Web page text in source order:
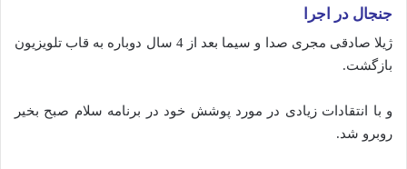
جنجال در اجرا
ژیلا صادقی مجری صدا و سیما بعد از 4 سال دوباره به قاب تلویزیون
بازگشت.
و با انتقادات زیادی در مورد پوشش خود در برنامه سلام صبح بخیر
روبرو شد.